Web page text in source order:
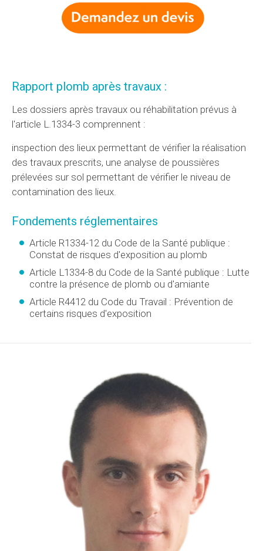
Rapport plomb après travaux :
Les dossiers après travaux ou réhabilitation prévus à
l'article L.1334-3 comprennent :
inspection des lieux permettant de vérifier la réalisation
des travaux prescrits, une analyse de poussières
prélevées sur sol permettant de vérifier le niveau de
contamination des lieux.
Fondements réglementaires
Article R1334-12 du Code de la Santé publique :
Constat de risques d'exposition au plomb
Article L1334-8 du Code de la Santé publique : Lutte
contre la présence de plomb ou d'amiante
Article R4412 du Code du Travail : Prévention de
certains risques d'exposition